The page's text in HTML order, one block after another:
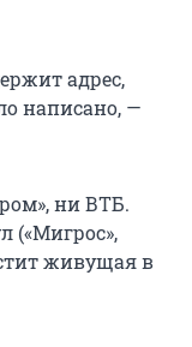
адрес,
написано, —
ни ВТБ.
(«Мигрос»,
живущая в